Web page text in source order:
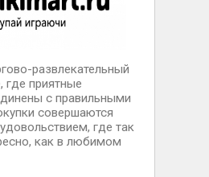
развлекательный
где приятные
с правильными
совершаются
где так
как в любимом